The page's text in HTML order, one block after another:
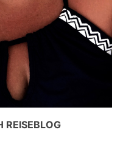
REISEBLOG